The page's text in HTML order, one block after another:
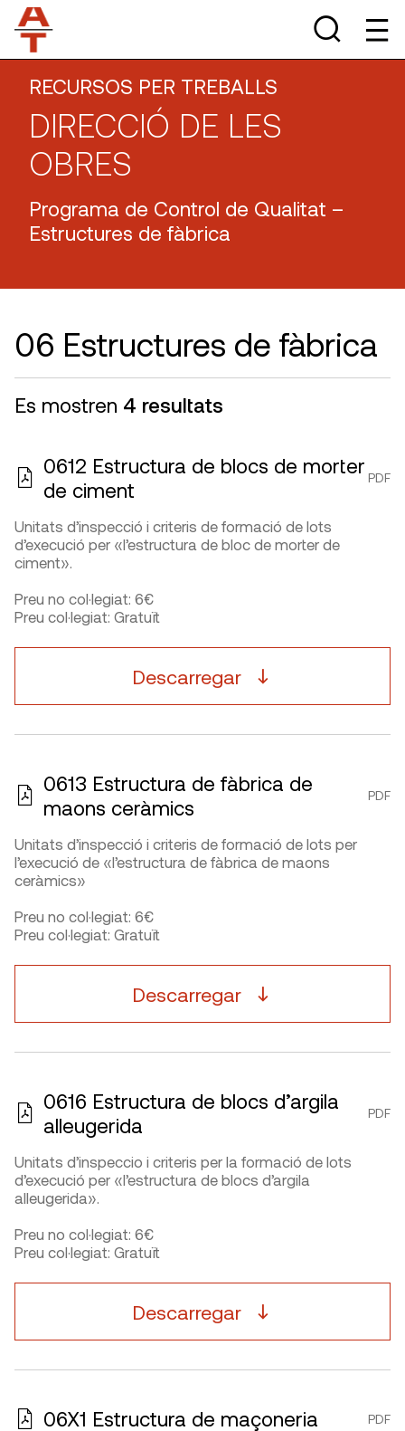
RECURSOS PER TREBALLS
DIRECCIÓ DE LES
OBRES
Programa de Control de Qualitat –
Estructures de fàbrica
06 Estructures de fàbrica
Es mostren 4 resultats
0612 Estructura de blocs de morter
de ciment
PDF
Unitats d’inspecció i criteris de formació de lots
d’execució per «l’estructura de bloc de morter de
ciment».
Preu no col·legiat: 6€
Preu col·legiat: Gratuït
Descarregar
0613 Estructura de fàbrica de
maons ceràmics
PDF
Unitats d’inspecció i criteris de formació de lots per
l’execució de «l’estructura de fàbrica de maons
ceràmics»
Preu no col·legiat: 6€
Preu col·legiat: Gratuït
Descarregar
0616 Estructura de blocs d’argila
alleugerida
PDF
Unitats d’inspeccio i criteris per la formació de lots
d’execució per «l’estructura de blocs d’argila
alleugerida».
Preu no col·legiat: 6€
Preu col·legiat: Gratuït
Descarregar
06X1 Estructura de maçoneria PDF